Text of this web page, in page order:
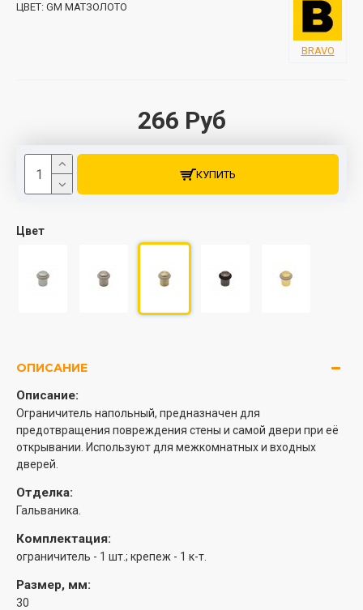
266 Руб
ЦВЕТ: GM МАТЗОЛОТО
BRAVO
Цвет
КУПИТЬ
ОПИСАНИЕ
Описание:
Ограничитель напольный, предназначен для
предотвращения повреждения стены и самой двери при её
открывании. Используют для межкомнатных и входных
дверей.
Отделка:
Гальваника.
Комплектация:
ограничитель - 1 шт.; крепеж - 1 к-т.
Размер, мм:
30